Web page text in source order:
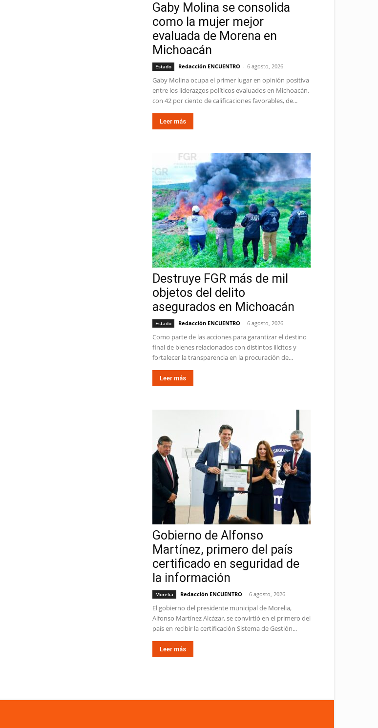
Gaby Molina se consolida
como la mujer mejor
evaluada de Morena en
Michoacán
Estado Redacción ENCUENTRO - 6 agosto, 2026
Gaby Molina ocupa el primer lugar en opinión positiva
entre los liderazgos políticos evaluados en Michoacán,
con 42 por ciento de calificaciones favorables, de...
Leer más
Destruye FGR más de mil
objetos del delito
asegurados en Michoacán
Estado Redacción ENCUENTRO - 6 agosto, 2026
Como parte de las acciones para garantizar el destino
final de bienes relacionados con distintos ilícitos y
fortalecer la transparencia en la procuración de...
Leer más
Gobierno de Alfonso
Martínez, primero del país
certificado en seguridad de
la información
Morelia Redacción ENCUENTRO - 6 agosto, 2026
El gobierno del presidente municipal de Morelia,
Alfonso Martínez Alcázar, se convirtió en el primero del
país en recibir la certificación Sistema de Gestión...
Leer más